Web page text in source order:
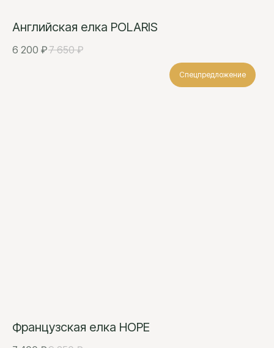
Английская елка POLARIS
6 200 ₽7 650 ₽
Спецпредложение
Французская елка HOPE